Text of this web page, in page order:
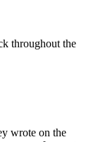
throughout the
wrote on the